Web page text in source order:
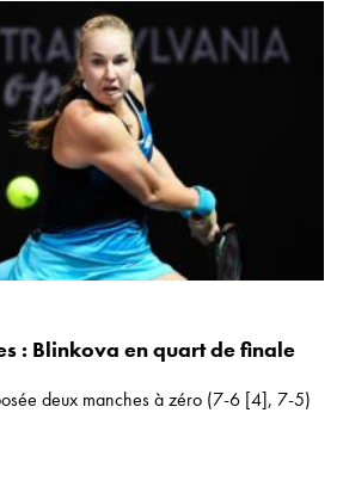
: Blinkova en quart de finale
deux manches à zéro (7-6 [4], 7-5)